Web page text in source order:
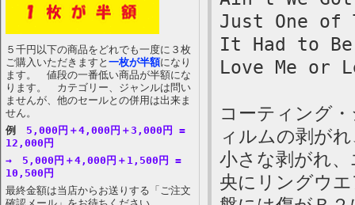
５千円以下の商品をどれでも一度に３枚
ご購入いただきますと 一枚が半額になり
ます。 値段の一番低い商品が半額にな
ります。 カテゴリー、ジャンルは問い
ませんが、他のセールとの併用は出来ま
せん。
例
5,000円＋4,000円＋3,000円 =
12,000円
→ 5,000円＋4,000円＋1,500円 =
10,500円
最終金額は当店からお送りする「ご注文
Just One of
It Had to Be
Love Me or
コーティング
ィルムの剥が
小さな剥がれ
央にリングウ